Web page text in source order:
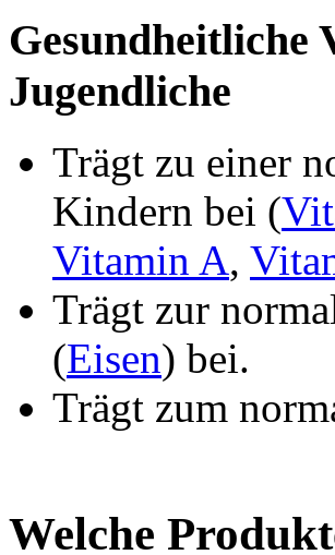
Gesundheitliche
Jugendliche
Trägt zu einer
Kindern bei (
Vitamin A,
Trägt zur
(Eisen) bei.
Trägt zum
Welche